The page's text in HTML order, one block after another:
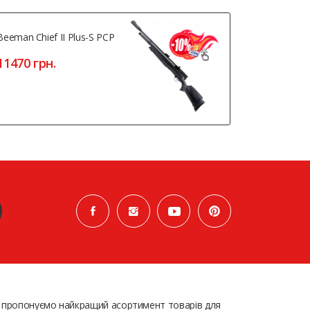
Chief II Plus-S PCP
грн.
найкращий асортимент товарів для